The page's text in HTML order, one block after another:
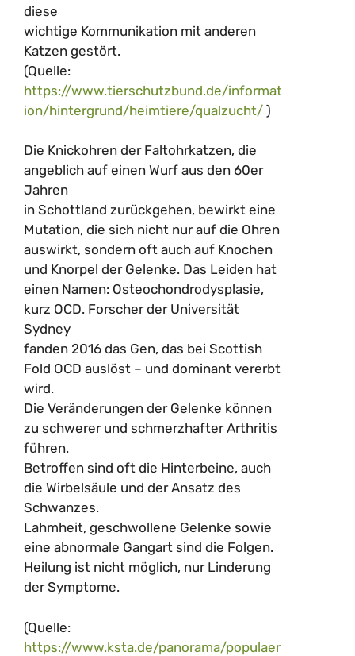
diese
wichtige Kommunikation mit anderen
Katzen gestört.
(Quelle:
https://www.tierschutzbund.de/informat
ion/hintergrund/heimtiere/qualzucht/ )
Die Knickohren der Faltohrkatzen, die
angeblich auf einen Wurf aus den 60er
Jahren
in Schottland zurückgehen, bewirkt eine
Mutation, die sich nicht nur auf die Ohren
auswirkt, sondern oft auch auf Knochen
und Knorpel der Gelenke. Das Leiden hat
einen Namen: Osteochondrodysplasie,
kurz OCD. Forscher der Universität
Sydney
fanden 2016 das Gen, das bei Scottish
Fold OCD auslöst – und dominant vererbt
wird.
Die Veränderungen der Gelenke können
zu schwerer und schmerzhafter Arthritis
führen.
Betroffen sind oft die Hinterbeine, auch
die Wirbelsäule und der Ansatz des
Schwanzes.
Lahmheit, geschwollene Gelenke sowie
eine abnormale Gangart sind die Folgen.
Heilung ist nicht möglich, nur Linderung
der Symptome.
(Quelle:
https://www.ksta.de/panorama/populaer